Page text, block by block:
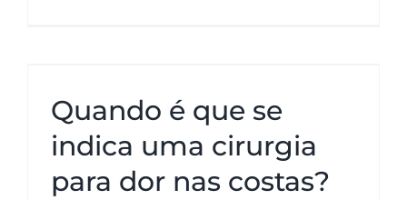
Quando é que se
indica uma cirurgia
para dor nas costas?